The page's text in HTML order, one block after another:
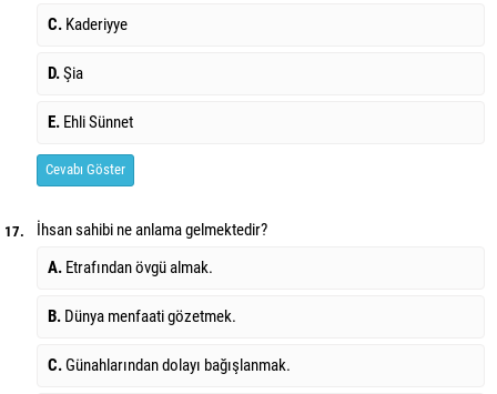
C. Kaderiyye
D.Şia
E. Ehli Sünnet
Cevabı Göster
17.
İhsan sahibi ne anlama gelmektedir?
A. Etrafından övgü almak.
B. Dünya menfaati gözetmek.
C.Günahlarından dolayı bağışlanmak.